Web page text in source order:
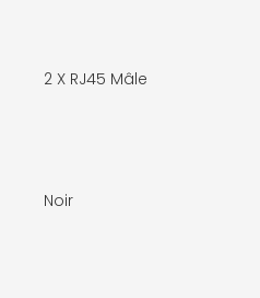
2 X RJ45 Mâle
Noir